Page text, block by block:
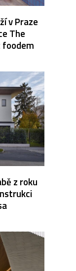
v Praze
The
foodem
z roku